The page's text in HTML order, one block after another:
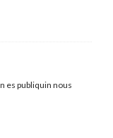
es publiquin nous